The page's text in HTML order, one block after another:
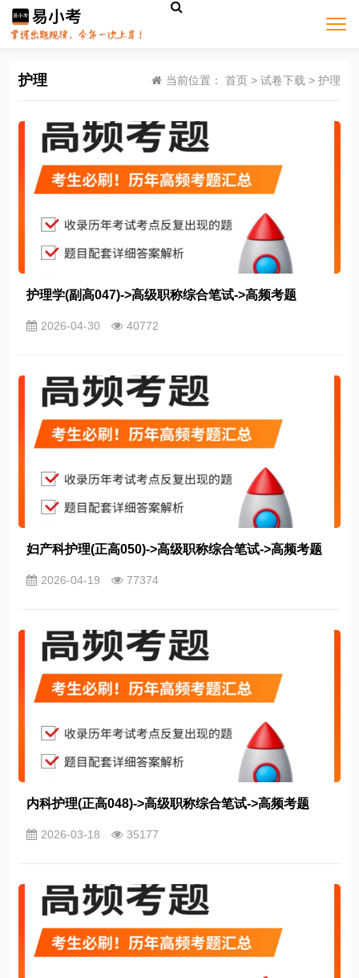
护理 当前位置： 首页> 试卷下载 > 护理
护理学(副高047)->高级职称综合笔试->高频考题
2026-04-30 40772
妇产科护理(正高050)->高级职称综合笔试->高频考题
2026-04-19 77374
内科护理(正高048)->高级职称综合笔试->高频考题
2026-03-18 35177